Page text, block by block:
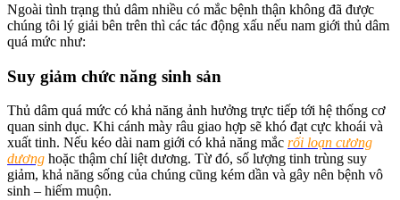
Ngoài tình trạng thủ dâm nhiều có mắc bệnh thận không đã được
chúng tôi lý giải bên trên thì các tác động xấu nếu nam giới thủ dâm
quá mức như:
Suy giảm chức năng sinh sản
Thủ dâm quá mức có khả năng ảnh hưởng trực tiếp tới hệ thống cơ
quan sinh dục. Khi cánh mày râu giao hợp sẽ khó đạt cực khoái và
xuất tinh. Nếu kéo dài nam giới có khả năng mắc rối loạn cương
dương hoặc thậm chí liệt dương. Từ đó, số lượng tinh trùng suy
giảm, khả năng sống của chúng cũng kém dần và gây nên bệnh vô
sinh – hiếm muộn.